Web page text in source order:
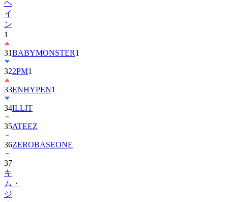
ン
1
31
322PM1
33ENHYPEN
34ILLIT
35ATEEZ
36ZEROBASEONE
37
キ
ム・
ジ
ウ
ォ